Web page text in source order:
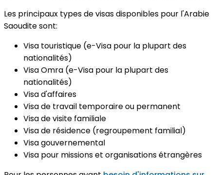
Les principaux types de visas disponibles pour l'Arabie
Saoudite sont:
Visa touristique (e-Visa pour la plupart des
nationalités)
Visa Omra (e-Visa pour la plupart des
nationalités)
Visa d'affaires
Visa de travail temporaire ou permanent
Visa de visite familiale
Visa de résidence (regroupement familial)
Visa gouvernemental
Visa pour missions et organisations étrangères